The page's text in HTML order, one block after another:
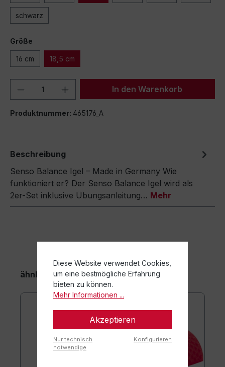
schwarz
Größe
16 cm 18,5 cm
Produkt Anzahl: Gib denIn den Warenkorb
Produktnummer: 465176_A
Beschreibung
Senso Balance Igel – Made in Germany Wie
funktioniert er? Der Senso Balance Igel wird als
2er-Set inklusive Übungsanleitung… Mehr
ähnliche Artikel
Diese Website verwendet Cookies,
um eine bestmögliche Erfahrung
bieten zu können.
Mehr Informationen ...
Akzeptieren
Nur technisch
notwendige
Konfigurieren